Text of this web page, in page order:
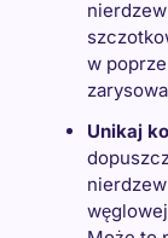
w
Unikaj